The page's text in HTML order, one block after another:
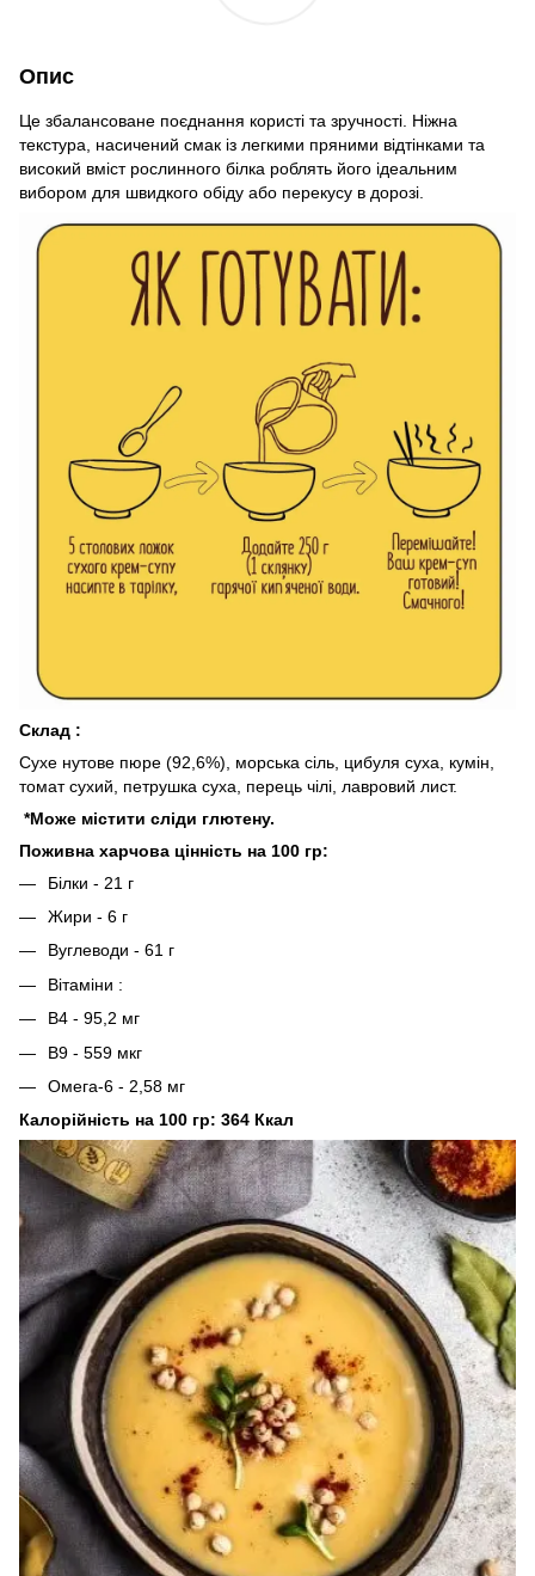
Опис
Це збалансоване поєднання користі та зручності. Ніжна
текстура, насичений смак із легкими пряними відтінками та
високий вміст рослинного білка роблять його ідеальним
вибором для швидкого обіду або перекусу в дорозі.
Склад :
Сухе нутове пюре (92,6%), морська сіль, цибуля суха, кумін,
томат сухий, петрушка суха, перець чілі, лавровий лист.
*Може містити сліди глютену.
Поживна харчова цінність на 100 гр:
Білки - 21 г
Жири - 6 г
Вуглеводи - 61 г
Вітаміни :
B4 - 95,2 мг
B9 - 559 мкг
Омега-6 - 2,58 мг
Калорійність на 100 гр: 364 Ккал